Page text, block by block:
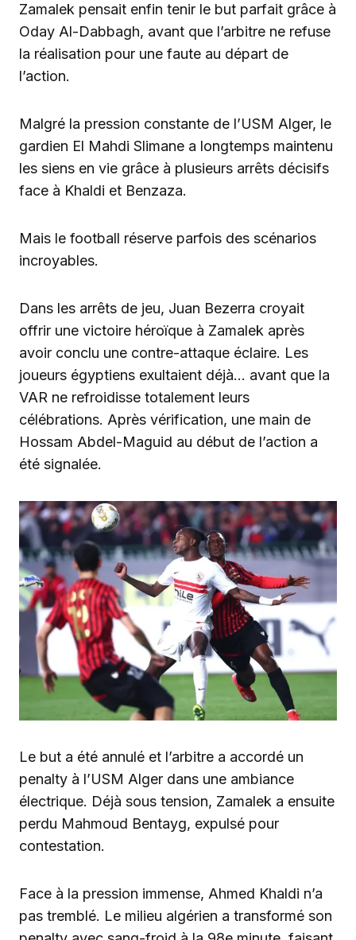
Zamalek pensait enfin tenir le but parfait grâce à
Oday Al-Dabbagh, avant que l’arbitre ne refuse
la réalisation pour une faute au départ de
l’action.
Malgré la pression constante de l’USM Alger, le
gardien El Mahdi Slimane a longtemps maintenu
les siens en vie grâce à plusieurs arrêts décisifs
face à Khaldi et Benzaza.
Mais le football réserve parfois des scénarios
incroyables.
Dans les arrêts de jeu, Juan Bezerra croyait
offrir une victoire héroïque à Zamalek après
avoir conclu une contre-attaque éclaire. Les
joueurs égyptiens exultaient déjà… avant que la
VAR ne refroidisse totalement leurs
célébrations. Après vérification, une main de
Hossam Abdel-Maguid au début de l’action a
été signalée.
Le but a été annulé et l’arbitre a accordé un
penalty à l’USM Alger dans une ambiance
électrique. Déjà sous tension, Zamalek a ensuite
perdu Mahmoud Bentayg, expulsé pour
contestation.
Face à la pression immense, Ahmed Khaldi n’a
pas tremblé. Le milieu algérien a transformé son